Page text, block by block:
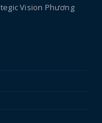
Vision Phương